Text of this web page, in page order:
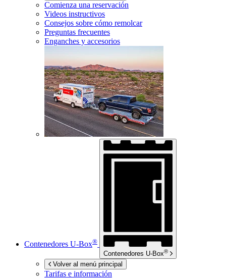
Comienza una reservación
Videos instructivos
Consejos sobre cómo remolcar
Preguntas frecuentes
Enganches y accesorios
Contenedores U-Box®
Contenedores U-Box®
Volver al menú principal
Tarifas e información